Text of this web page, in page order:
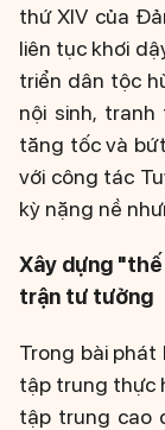
thứ XIV của
liên tục khơi
triển dân tộc
nội sinh,
tăng tốc và
với công tác
kỳ nặng nề
Xây dựng
trận tư tưởng
Trong bài phát
tập trung thực
tập trung cao